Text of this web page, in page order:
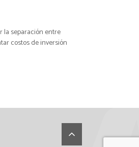
la separación entre
costos de inversión